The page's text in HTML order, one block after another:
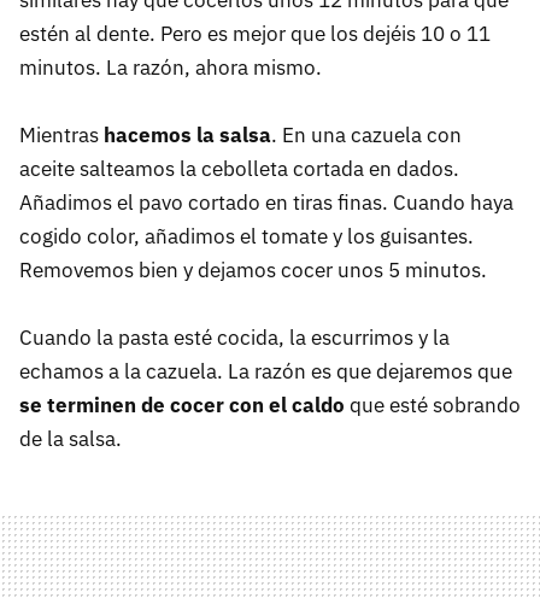
estén al dente. Pero es mejor que los dejéis 10 o 11
minutos. La razón, ahora mismo.
Mientras hacemos la salsa. En una cazuela con
aceite salteamos la cebolleta cortada en dados.
Añadimos el pavo cortado en tiras finas. Cuando haya
cogido color, añadimos el tomate y los guisantes.
Removemos bien y dejamos cocer unos 5 minutos.
Cuando la pasta esté cocida, la escurrimos y la
echamos a la cazuela. La razón es que dejaremos que
se terminen de cocer con el caldo que esté sobrando
de la salsa.